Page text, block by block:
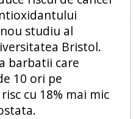
studiu al
Bristol.
barbatii care
10 ori pe
cu 18% mai mic